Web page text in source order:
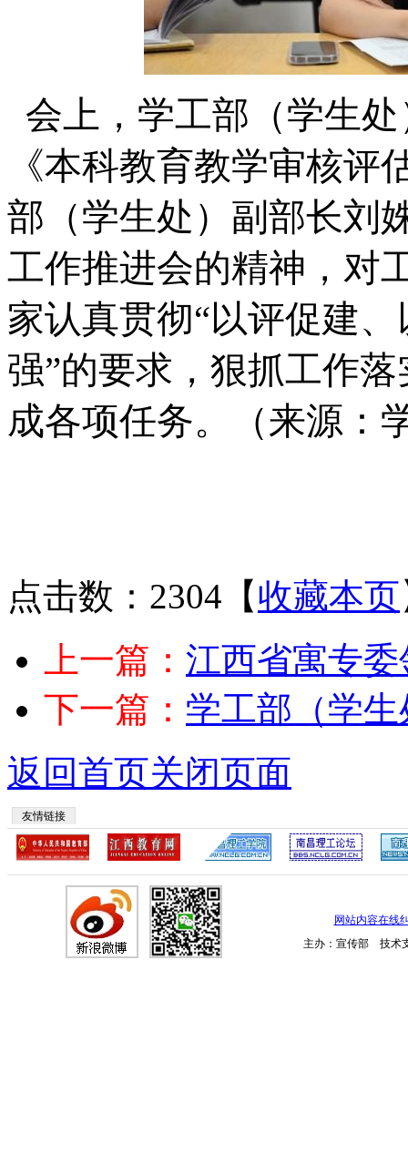
会上，学工部（学生
《本科教育教学审核
部（学生处）副部长刘
工作推进会的精神，对
家认真贯彻“以评促建
强”的要求，狠抓工作
成各项任务。
（来源：
点击数：2304 【收藏本页
上一篇： 江西省寓专
下一篇： 学工部（学
返回首页关闭页面
友情链接
网站内容在线
主办：宣传部 技术